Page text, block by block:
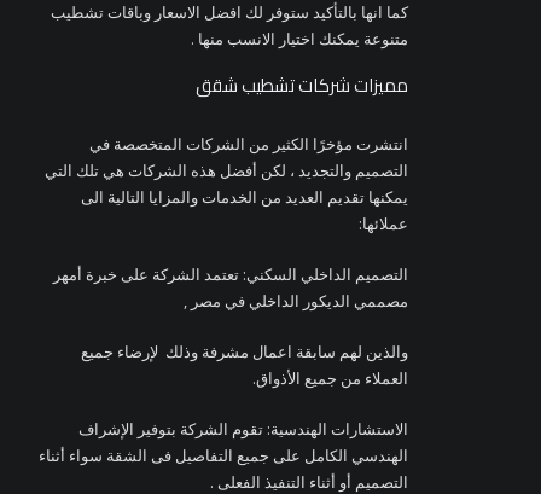
كما انها بالتأكيد ستوفر لك افضل الاسعار وباقات تشطيب
متنوعة يمكنك اختيار الانسب منها .
مميزات شركات تشطيب شقق
انتشرت مؤخرًا الكثير من الشركات المتخصصة في
التصميم والتجديد ، لكن أفضل هذه الشركات هي تلك التي
يمكنها تقديم العديد من الخدمات والمزايا التالية الى
عملائها:
التصميم الداخلي السكني: تعتمد الشركة على خبرة أمهر
مصممي الديكور الداخلي في مصر ,
والذين لهم سابقة اعمال مشرفة وذلك لإرضاء جميع
العملاء من جميع الأذواق.
الاستشارات الهندسية: تقوم الشركة بتوفير الإشراف
الهندسي الكامل على جميع التفاصيل فى الشقة سواء أثناء
التصميم أو أثناء التنفيذ الفعلى .